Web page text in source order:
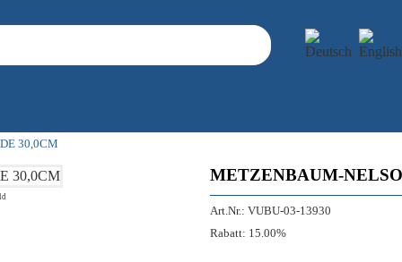
30,0CM
METZENBAUM-
Art.Nr.: VUBU-03-13930
Rabatt: 15.00%